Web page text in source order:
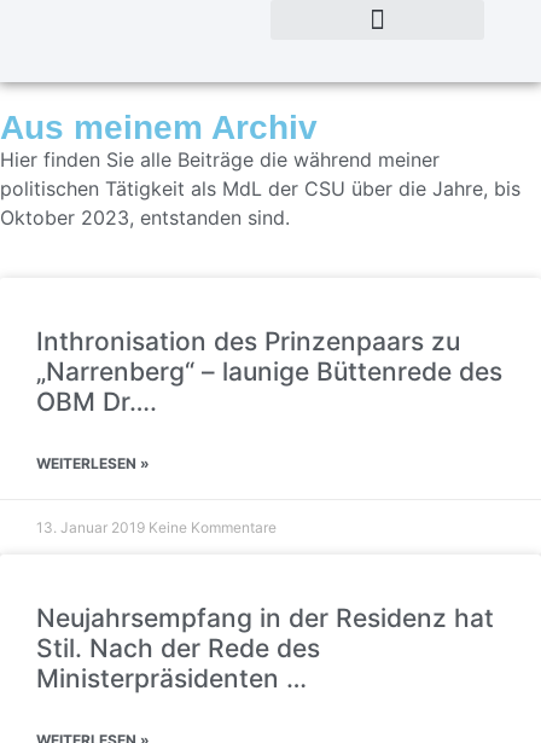
Aus meinem Archiv
Hier finden Sie alle Beiträge die während meiner
politischen Tätigkeit als MdL der CSU über die Jahre, bis
Oktober 2023, entstanden sind.
Inthronisation des Prinzenpaars zu
„Narrenberg“ – launige Büttenrede des
OBM Dr….
WEITERLESEN »
13. Januar 2019 Keine Kommentare
Neujahrsempfang in der Residenz hat
Stil. Nach der Rede des
Ministerpräsidenten …